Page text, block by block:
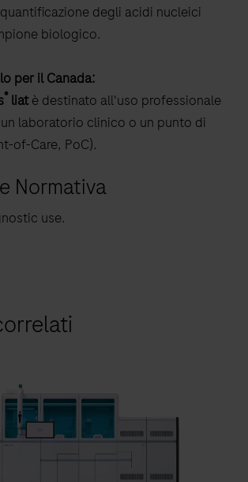
degli acidi nucleici
biologico.
per il Canada:
®liat è destinato all'uso professionale
laboratorio clinico o un punto di
of-Care, PoC).
Normativa
use.